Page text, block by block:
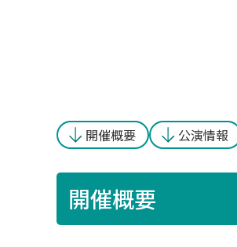
開催概要 公演情報
開催概要